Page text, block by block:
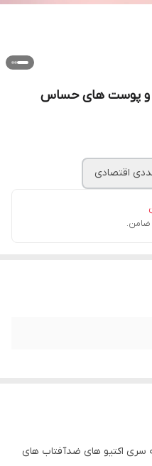
و پوست های حساس
سری اکتیو های ضدآفتاب های